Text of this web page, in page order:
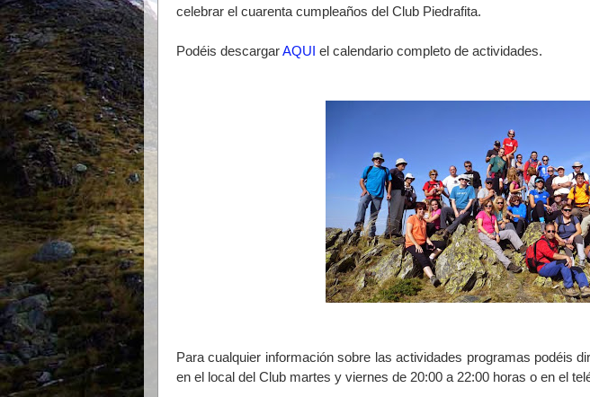
celebrar el cuarenta cumpleaños del Club Piedrafita.
Podéis descargarAQUI el calendario completo de actividades.
Para cualquier información sobre las actividades programas podéis
en el local del Club martes y viernes de 20:00 a 22:00 horas o en el